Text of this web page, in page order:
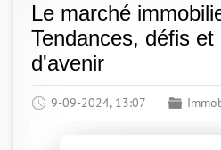
Le marché
Tendances, défis
d'avenir
9-09-2024, 13:07